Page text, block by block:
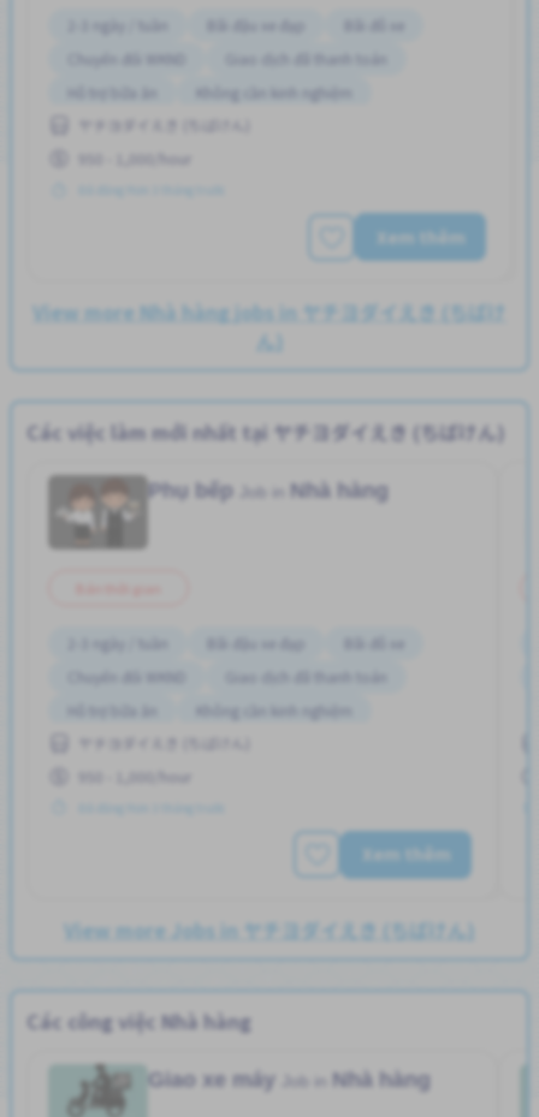
2-3 ngày / tuần Bãi đậu xe đạp
Chuyển đổi WKND
Giao dịch đã thanh toán
Không cần kinh nghiệm
950 - 1,000/hour
Xem thêm
View more Nhà hàng jobs in ヤチヨダイえき (ちばけ
ん)
Các việc làm mới nhất tại ヤチヨダイえき (ちばけん)
Phụ bếp Nhà hàng
2-3 ngày / tuần Bãi đậu xe đạp
Chuyển đổi WKND
Giao dịch đã thanh toán
Không cần kinh nghiệm
950 - 1,000/hour
Xem thêm
View more Jobs in ヤチヨダイえき (ちばけん)
Các công việc Nhà hàng
Giao xe máy Nhà hàng